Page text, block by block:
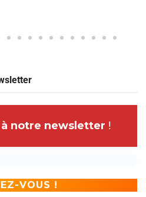
notre newsletter !